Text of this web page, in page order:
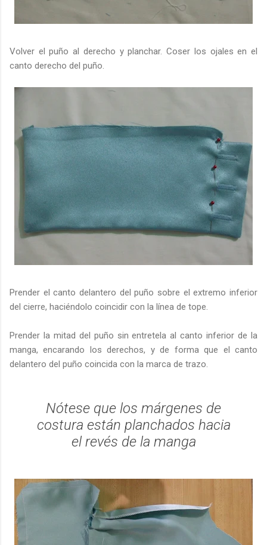
Volver el puño al derecho y planchar. Coser los ojales en el
canto derecho del puño.
Prender el canto delantero del puño sobre el extremo inferior
del cierre, haciéndolo coincidir con la línea de tope.
Prender la mitad del puño sin entretela al canto inferior de la
manga, encarando los derechos, y de forma que el canto
delantero del puño coincida con la marca de trazo.
Nótese que los márgenes de
costura están planchados hacia
el revés de la manga